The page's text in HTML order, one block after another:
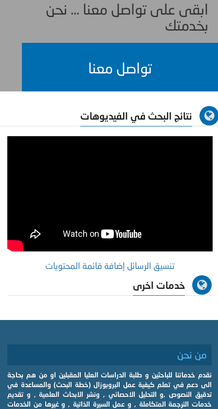
ابقى على تواصل معنا ... نحن
بخدمتك
تواصل معنا
نتائج البحث في الفيديوهات
تنسيق الرسائل إضافة قائمة المحتويات
خدمات اخرى
من نحن
نقدم خدماتنا للباحثين و طلبة الدراسات العليا المقبلين او من هم بحاجة
الى دعم في تعلم كيفية عمل البروبوزال (خطة البحث) والمساعدة في
تدقيق النصوص ,و التحليل الاحصائي , ونشر الابحاث العلمية , و تقديم
خدمات الترجمة المتكاملة , و عمل السيرة الذاتية , و غيرها من الخدمات